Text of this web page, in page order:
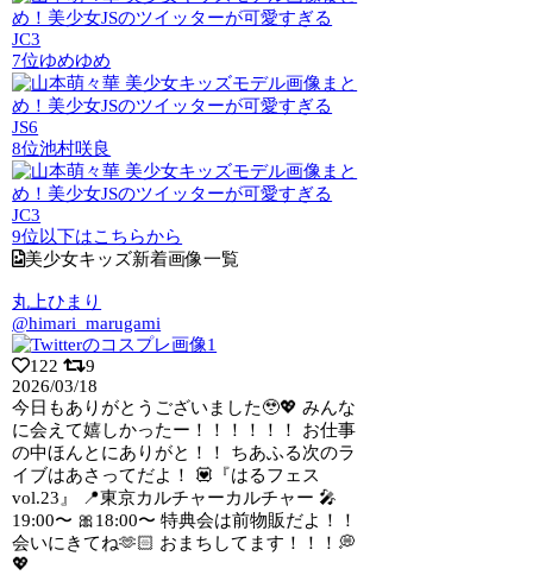
JC3
7位ゆめゆめ
JS6
8位池村咲良
JC3
9位以下はこちらから
美少女キッズ新着画像一覧
丸上ひまり
@himari_marugami
122
9
2026/03/18
今日もありがとうございました🥹💖 みんな
に会えて嬉しかったー！！！！！！ お仕事
の中ほんとにありがと！！ ちあふる次のラ
イブはあさってだよ！ 💟『はるフェス
vol.23』 📍東京カルチャーカルチャー 🎤
19:00〜 🎀18:00〜 特典会は前物販だよ！！
会いにきてね🫶🏻 おまちしてます！！！💭
💖